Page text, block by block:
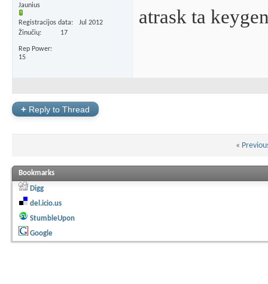
Jaunius
Registracijos data
Jul 2012
Žinučių
17
Rep Power
15
atrask ta
+ Reply to Thread
«
Bookmarks
Digg
del.icio.us
StumbleUpon
Google